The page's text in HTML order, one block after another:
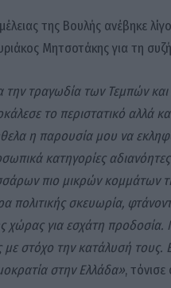
της Βουλής ανέβηκε
Μητσοτάκης για τη
την τραγωδία των Τεμπών
το περιστατικό αλλά
η παρουσία μου να
κατηγορίες
πιο μικρών κομμάτων
πολιτικής σκευωρία,
χώρας για εσχάτη
με στόχο την κατάλυσή τους.
στην Ελλάδα»,